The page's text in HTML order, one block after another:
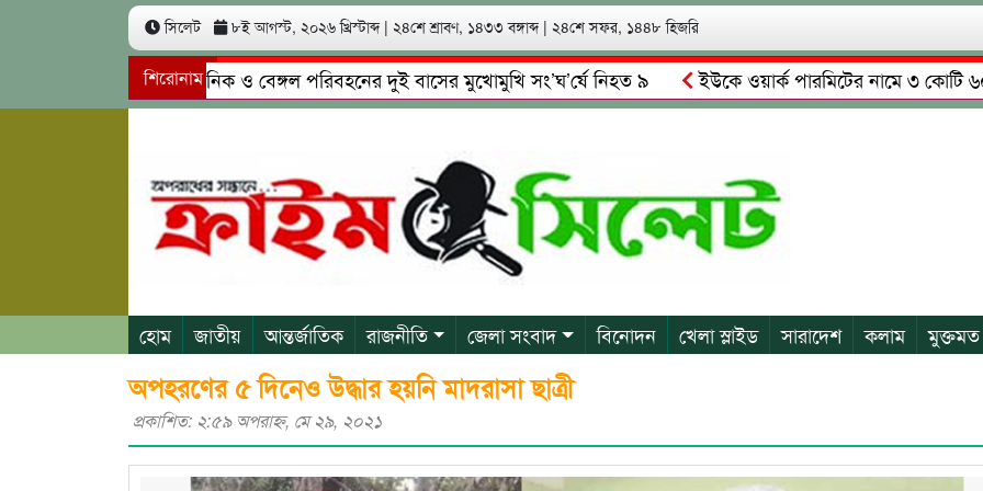
সিলেট ৮ই আগস্ট, ২০২৬ খ্রিস্টাব্দ | ২৪শে শ্রাবণ, ১৪৩৩ বঙ্গাব্দ | ২৪শে সফর, ১৪৪৮ হিজরি
শিরোনাম
সিলেটে ইউনিক ও বেঙ্গল পরিবহনের দুই বাসের মুখোমুখি সং’ঘ’র্ষে নিহত ৯ ইউকে ওয়ার্ক পারমিটের নামে ৩ কোটি ৬০
গোয়াইনঘাটে প্রেমের ফাঁদে তরুণী পাচার: মাদকাসক্ত রিমালকে গ্রেপ্তারের দাবি স্থানীয়দের
গোয়াইনঘাটে আলিম উদ্দিনের
হোম জাতীয় আন্তর্জাতিক রাজনীতি জেলা সংবাদ বিনোদন খেলা স্লাইড সারাদেশ কলাম মুক্তমত
অপহরণের ৫ দিনেও উদ্ধার হয়নি মাদরাসা ছাত্রী
প্রকাশিত: ২:৫৯ অপরাহ্ণ, মে ২৯, ২০২১